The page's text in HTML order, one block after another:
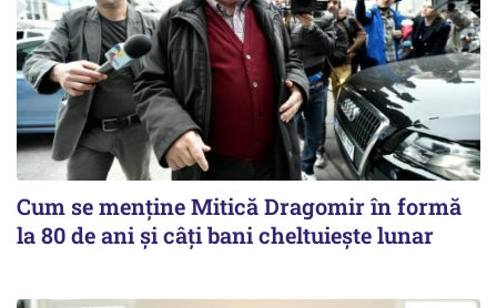
Cum se menține Mitică Dragomir în formă
la 80 de ani și câți bani cheltuiește lunar